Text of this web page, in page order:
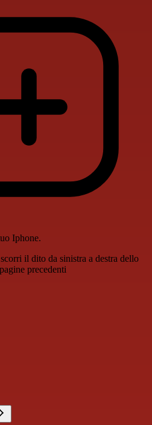
Iphone.
il dito da sinistra a destra dello
precedenti